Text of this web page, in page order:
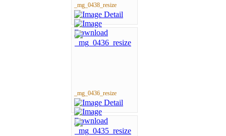
_mg_0438_resize
_mg_0436_resize